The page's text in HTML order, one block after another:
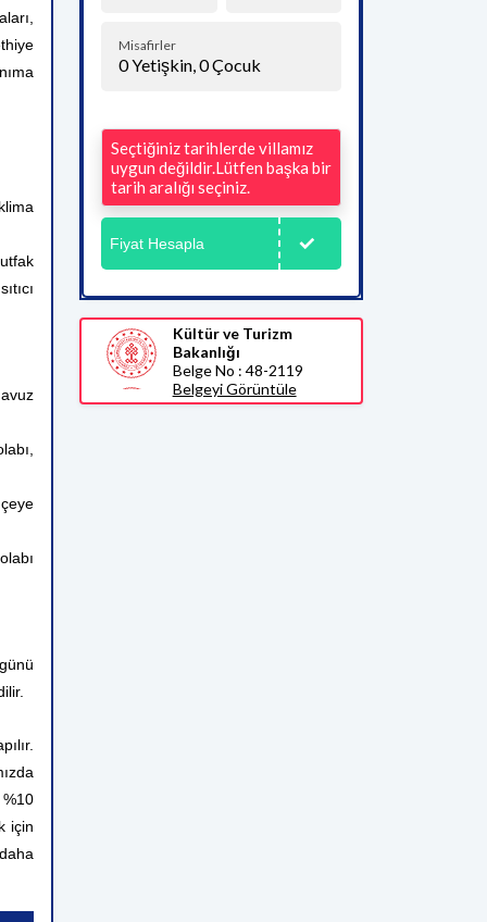
için
Misafirler
0Yetişkin,0Çocuk
Seçtiğiniz tarihlerde villamız
uygun değildir.Lütfen başka bir
tarih aralığı seçiniz.
Fiyat Hesapla
Kültür ve Turizm
Bakanlığı
Belge No : 48-2119
Belgeyi Görüntüle